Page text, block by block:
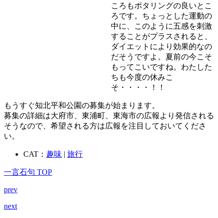
ころもポタリングの良いとこ
ろです。ちょっとした運動の
中に、このように五感を刺激
することがプラスされると、
ダイエットにより効果的なの
だそうですよ。夏前の今こそ
もってこいですね。わたした
ちも今度の休みこ
そ・・・・！！
もうすぐ知北平和公園の募集が始まります。
募集の詳細は大府市、東浦町、東海市の広報より発信される
そうなので、希望される方は広報を注目しておいてくださ
い。
CAT： 趣味 | 旅行
一言石句 TOP
prev
next